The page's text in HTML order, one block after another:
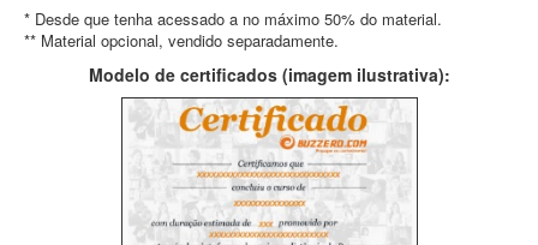
* Desde que tenha acessado a no máximo 50% do material.
** Material opcional, vendido separadamente.
Modelo de certificados (imagem ilustrativa):